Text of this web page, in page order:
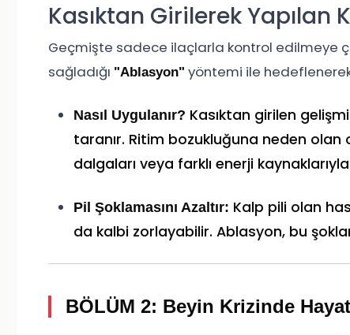
Kasıktan Girilerek
Geçmişte sadece ilaçlarla kontrol edilmeye
sağladığı "Ablasyon" yöntemi ile
Nasıl Uygulanır? Kasıktan girilen
taranır. Ritim bozukluğuna neden
dalgaları veya farklı enerji
Pil Şoklamasını Azaltır: Kalp pili olan
da kalbi zorlayabilir. Ablasyon, bu
BÖLÜM 2: Beyin Krizinde